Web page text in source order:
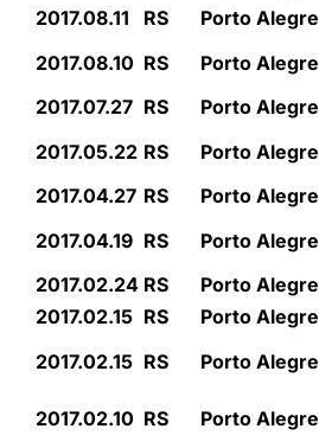
2017.08.11
RS Porto Alegre
2017.08.10 RS Porto Alegre
2017.07.27 RS Porto Alegre
2017.05.22 RS Porto Alegre
2017.04.27 RS Porto Alegre
2017.04.19 RS Porto Alegre
2017.02.24 RS Porto Alegre
2017.02.15 RS Porto Alegre
2017.02.15 RS Porto Alegre
2017.02.10 RS Porto Alegre